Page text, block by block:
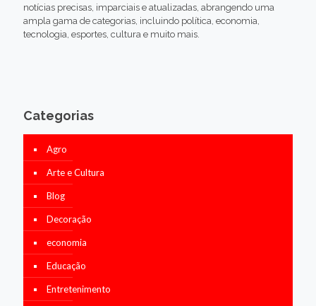
notícias precisas, imparciais e atualizadas, abrangendo uma
ampla gama de categorias, incluindo política, economia,
tecnologia, esportes, cultura e muito mais.
Categorias
Agro
Arte e Cultura
Blog
Decoração
economia
Educação
Entretenimento